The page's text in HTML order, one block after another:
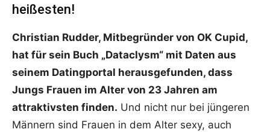
heißesten!
Christian Rudder, Mitbegründer von OK Cupid,
hat für sein Buch „Dataclysm“ mit Daten aus
seinem Datingportal herausgefunden, dass
Jungs Frauen im Alter von 23 Jahren am
attraktivsten finden. Und nicht nur bei jüngeren
Männern sind Frauen in dem Alter sexy, auch